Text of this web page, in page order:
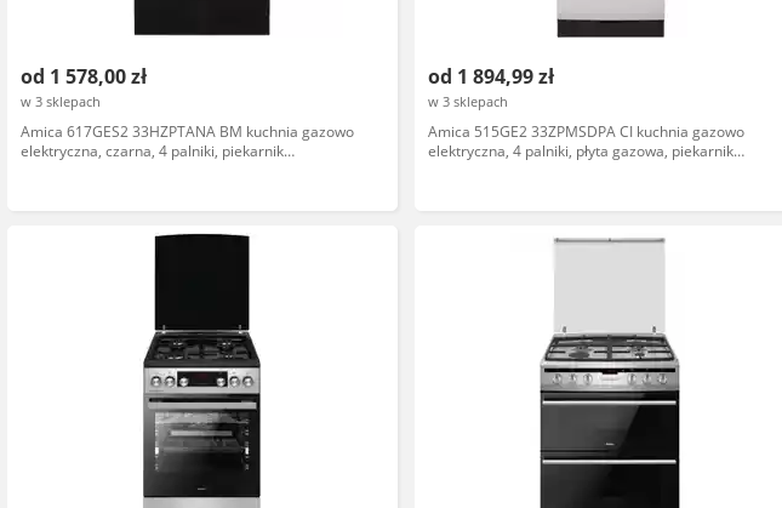
od 1 578,00 zł
w 3 sklepach
Amica 617GES2 33HZPTANA BM kuchnia gazowo
elektryczna, czarna, 4 palniki, piekarnik
od 1 894,99 zł
w 3 sklepach
Amica 515GE2 33ZPMSDPA CI kuchnia gazowo
elektryczna, 4 palniki, płyta gazowa, piekarnik